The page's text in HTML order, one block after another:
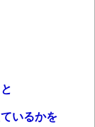
いるかを